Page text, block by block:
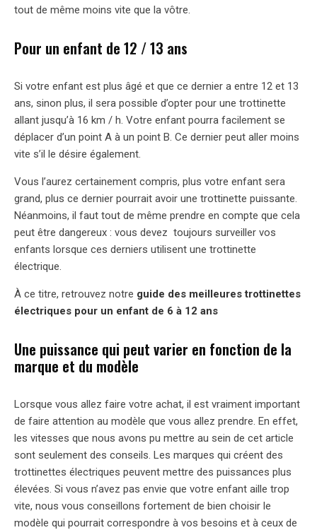
tout de même moins vite que la vôtre.
Pour un enfant de 12 / 13 ans
Si votre enfant est plus âgé et que ce dernier a entre 12 et 13
ans, sinon plus, il sera possible d’opter pour une trottinette
allant jusqu’à 16 km / h. Votre enfant pourra facilement se
déplacer d’un point A à un point B. Ce dernier peut aller moins
vite s’il le désire également.
Vous l’aurez certainement compris, plus votre enfant sera
grand, plus ce dernier pourrait avoir une trottinette puissante.
Néanmoins, il faut tout de même prendre en compte que cela
peut être dangereux : vous devez toujours surveiller vos
enfants lorsque ces derniers utilisent une trottinette
électrique.
À ce titre, retrouvez notre guide des meilleures trottinettes
électriques pour un enfant de 6 à 12 ans
Une puissance qui peut varier en fonction de la
marque et du modèle
Lorsque vous allez faire votre achat, il est vraiment important
de faire attention au modèle que vous allez prendre. En effet,
les vitesses que nous avons pu mettre au sein de cet article
sont seulement des conseils. Les marques qui créent des
trottinettes électriques peuvent mettre des puissances plus
élevées. Si vous n’avez pas envie que votre enfant aille trop
vite, nous vous conseillons fortement de bien choisir le
modèle qui pourrait correspondre à vos besoins et à ceux de